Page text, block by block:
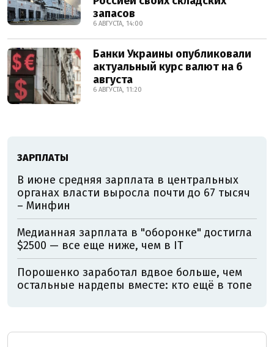
запасов
6 АВГУСТА, 14:00
Банки Украины опубликовали
актуальный курс валют на 6
августа
6 АВГУСТА, 11:20
ЗАРПЛАТЫ
В июне средняя зарплата в центральных
органах власти выросла почти до 67 тысяч
– Минфин
Медианная зарплата в "оборонке" достигла
$2500 — все еще ниже, чем в IT
Порошенко заработал вдвое больше, чем
остальные нардепы вместе: кто ещё в топе